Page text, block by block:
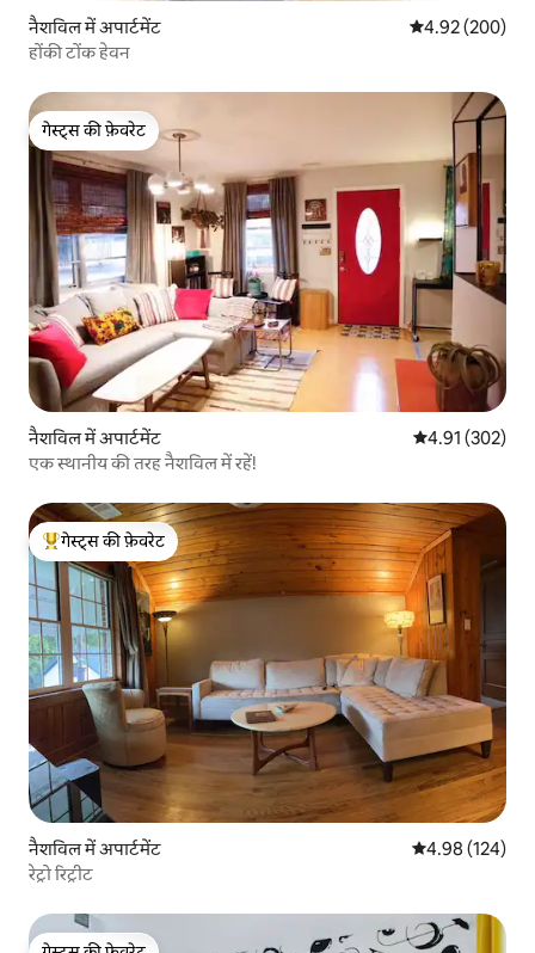
नैशविल में अपार्टमेंट औसत रेटिंग 5 में से
4.92 (200)
होंकी टोंक हेवन
गेस्ट्स की फ़ेवरेट
गेस्ट्स की फ़ेवरेट
नैशविल में अपार्टमेंट औसत रेटिंग 5 में से
4.91 (302)
एक स्थानीय की तरह नैशविल में रहें!
गेस्ट्स का टॉप फ़ेवरेट
गेस्ट्स की फ़ेवरेट
नैशविल में अपार्टमेंट औसत रेटिंग 5 में से
4.98 (124)
रेट्रो रिट्रीट